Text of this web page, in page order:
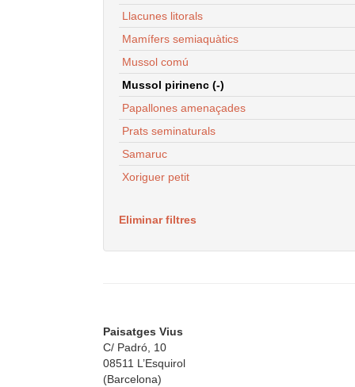
Llacunes litorals
Mamífers semiaquàtics
Mussol comú
Mussol pirinenc (-)
Papallones amenaçades
Prats seminaturals
Samaruc
Xoriguer petit
Eliminar filtres
Paisatges Vius
C/ Padró, 10
08511 L’Esquirol
(Barcelona)